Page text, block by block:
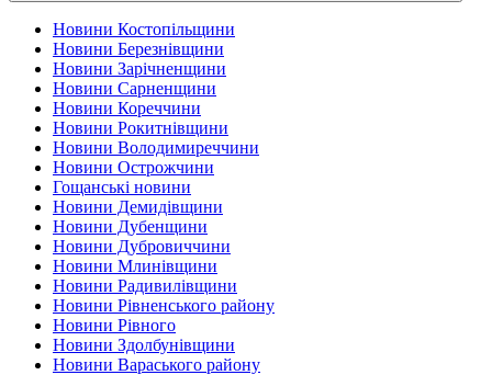
Новини Костопільщини
Новини Березнівщини
Новини Зарічненщини
Новини Сарненщини
Новини Кореччини
Новини Рокитнівщини
Новини Володимиреччини
Новини Острожчини
Гощанські новини
Новини Демидівщини
Новини Дубенщини
Новини Дубровиччини
Новини Млинівщини
Новини Радивилівщини
Новини Рівненського району
Новини Рівного
Новини Здолбунівщини
Новини Вараського району